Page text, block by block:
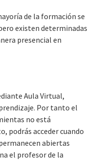
de la formación se
existen determinadas
presencial en
Aula Virtual,
Por tanto el
no está
podrás acceder cuando
abiertas
el profesor de la